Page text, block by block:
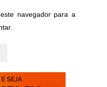
navegador para a